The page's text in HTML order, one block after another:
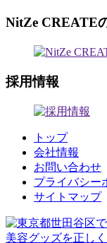
NitZe CREATE
採用情報
トップ
会社情報
お問い合わせ
プライバシー
サイトマップ